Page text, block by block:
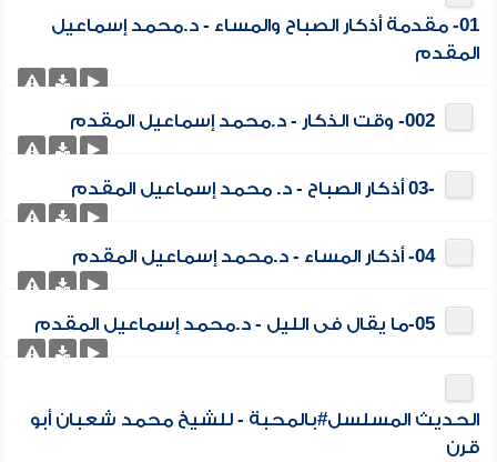
01- مقدمة أذكار الصباح والمساء - د.محمد إسماعيل
المقدم
002- وقت الذكار - د.محمد إسماعيل المقدم
-03 أذكار الصباح - د. محمد إسماعيل المقدم
04- أذكار المساء - د.محمد إسماعيل المقدم
05-ما يقال فى الليل - د.محمد إسماعيل المقدم
الحديث المسلسل#بالمحبة - للشيخ محمد شعبان أبو
قرن